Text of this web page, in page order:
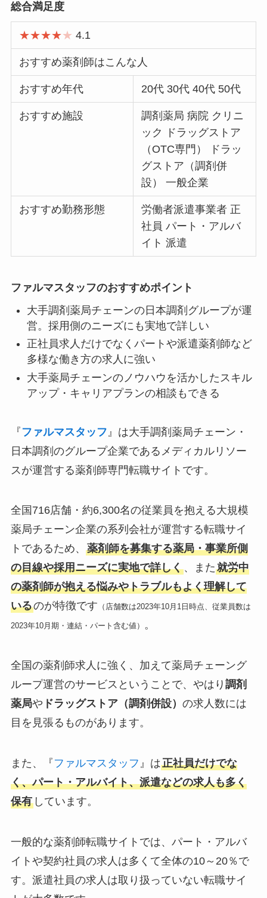
総合満足度
★★★★★ 4.1
おすすめ薬剤師はこんな人
おすすめ年代 20代 30代 40代 50代
おすすめ施設
調剤薬局 病院 クリニ
ック ドラッグストア
（OTC専門） ドラッ
グストア（調剤併
設） 一般企業
おすすめ勤務形態
労働者派遣事業者 正
社員 パート・アルバ
イト 派遣
ファルマスタッフのおすすめポイント
大手調剤薬局チェーンの日本調剤グループが運
営。採用側のニーズにも実地で詳しい
正社員求人だけでなくパートや派遣薬剤師など
多様な働き方の求人に強い
大手薬局チェーンのノウハウを活かしたスキル
アップ・キャリアプランの相談もできる
『 ファルマスタッフ 』は大手調剤薬局チェーン・
日本調剤のグループ企業であるメディカルリソー
スが運営する薬剤師専門転職サイトです。
全国716店舗・約6,300名の従業員を抱える大規模
薬局チェーン企業の系列会社が運営する転職サイ
トであるため、 薬剤師を募集する薬局・事業所側
の目線や採用ニーズに実地で詳しく、また就労中
の薬剤師が抱える悩みやトラブルもよく理解して
いるのが特徴です （店舗数は2023年10月1日時点、従業員数は
2023年10月期・連結・パート含む値） 。
全国の薬剤師求人に強く、加えて薬局チェーング
ループ運営のサービスということで、やはり 調剤
薬局や ドラッグストア（調剤併設） の求人数には
目を見張るものがあります。
また、『 ファルマスタッフ 』は正社員だけでな
く、パート・アルバイト、派遣などの求人も多く
保有しています。
一般的な薬剤師転職サイトでは、パート・アルバ
イトや契約社員の求人は多くて全体の10～20％で
す。派遣社員の求人は取り扱っていない転職サイ